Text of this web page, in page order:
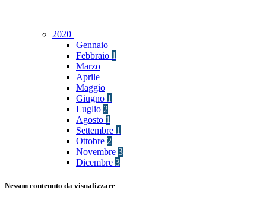
2020
Gennaio
Febbraio 1
Marzo
Aprile
Maggio
Giugno 1
Luglio 2
Agosto 1
Settembre 1
Ottobre 2
Novembre 3
Dicembre 3
Nessun contenuto da visualizzare